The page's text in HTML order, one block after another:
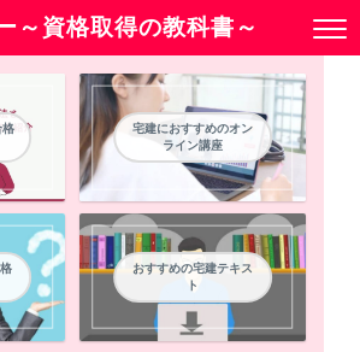
～資格取得の教科書～
格
宅建におすすめのオン
ライン講座
おすすめの宅建テキス
ト